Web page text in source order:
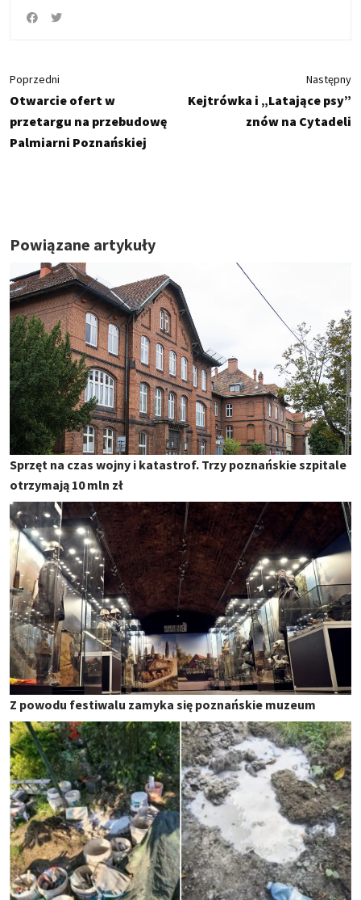
Poprzedni
Otwarcie ofert w
przetargu na przebudowę
Palmiarni Poznańskiej
Następny
Kejtrówka i „Latające psy”
znów na Cytadeli
Powiązane artykuły
Sprzęt na czas wojny i katastrof. Trzy poznańskie szpitale
otrzymają 10 mln zł
Z powodu festiwalu zamyka się poznańskie muzeum